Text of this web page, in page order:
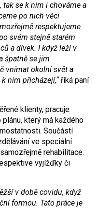
tak se k nim i chováme a
po nich věci
respektujeme
svém stejně starém
a dívek. I když leží v
špatně se jim
vnímat okolní svět a
nim přicházejí,“říká paní
klienty, pracuje
který má každého
Součástí
ve speciální
rehabilitace.
vyjížďky či
v době covidu, když
formou. Tato práce je